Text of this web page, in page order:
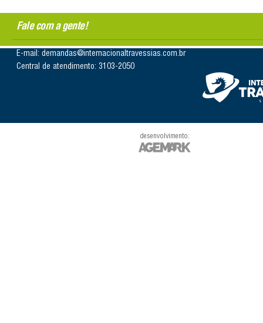
Fale com a gente!
E-mail: demandas@internacionaltravessias.com.br
Central de atendimento: 3103-2050
desenvolvimento: